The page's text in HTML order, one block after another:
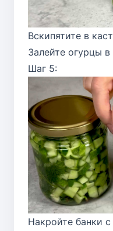
Вскипятите в
Залейте огурцы
Шаг 5:
Накройте банки